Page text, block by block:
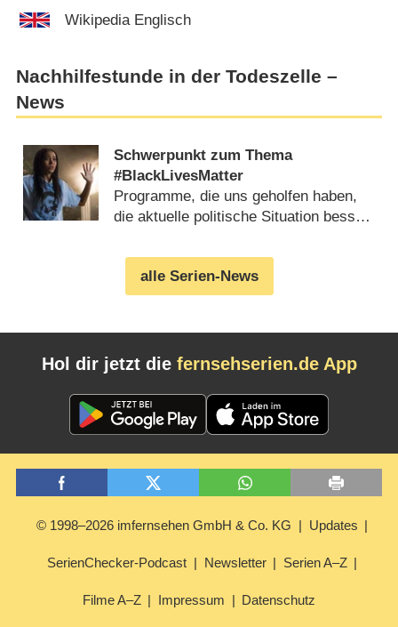
Wikipedia Englisch
Nachhilfestunde in der Todeszelle –
News
Schwerpunkt zum Thema
#BlackLivesMatter
Programme, die uns geholfen haben,
die aktuelle politische Situation besser
alle Serien-News
Hol dir jetzt die fernsehserien.de App
© 1998–2026 imfernsehen GmbH & Co. KG Updates
SerienChecker-Podcast Newsletter Serien A–Z
Filme A–Z Impressum Datenschutz